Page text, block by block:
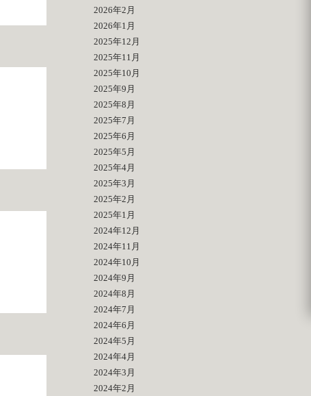
2026年2月
2026年1月
2025年12月
2025年11月
2025年10月
2025年9月
2025年8月
2025年7月
2025年6月
2025年5月
2025年4月
2025年3月
2025年2月
2025年1月
2024年12月
2024年11月
2024年10月
2024年9月
2024年8月
2024年7月
2024年6月
2024年5月
2024年4月
2024年3月
2024年2月